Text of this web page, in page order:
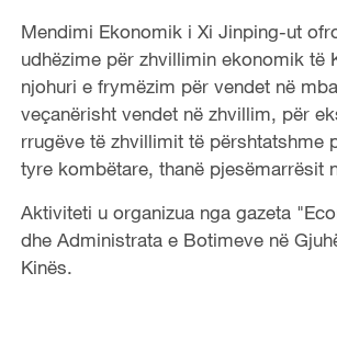
Mendimi Ekonomik i Xi Jinping-ut
udhëzime për zhvillimin ekonomik të
njohuri e frymëzim për vendet në
veçanërisht vendet në zhvillim, për
rrugëve të zhvillimit të përshtatshme
tyre kombëtare, thanë pjesëmarrësit
Aktiviteti u organizua nga gazeta
dhe Administrata e Botimeve në
Kinës.